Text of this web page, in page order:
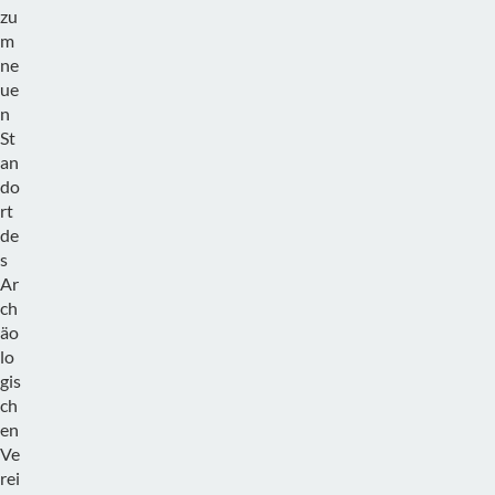
zu
m
ne
ue
n
St
an
do
rt
de
s
Ar
ch
äo
lo
gis
ch
en
Ve
rei